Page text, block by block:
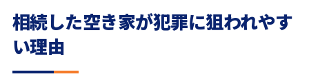
相続した空き家が犯罪に狙われやす
い理由